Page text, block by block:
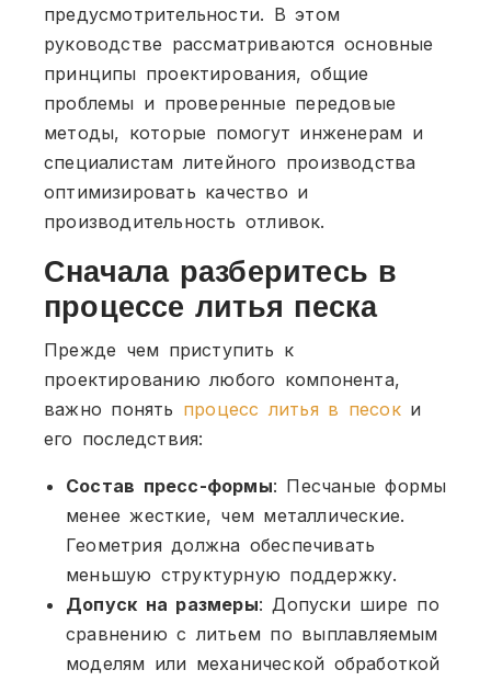
предусмотрительности. В этом
руководстве рассматриваются основные
принципы проектирования, общие
проблемы и проверенные передовые
методы, которые помогут инженерам и
специалистам литейного производства
оптимизировать качество и
производительность отливок.
Сначала разберитесь в
процессе литья песка
Прежде чем приступить к
проектированию любого компонента,
важно понять процесс литья в песоки
его последствия:
Состав пресс-формы: Песчаные формы
менее жесткие, чем металлические.
Геометрия должна обеспечивать
меньшую структурную поддержку.
Допуск на размеры: Допуски шире по
сравнению с литьем по выплавляемым
моделям или механической обработкой